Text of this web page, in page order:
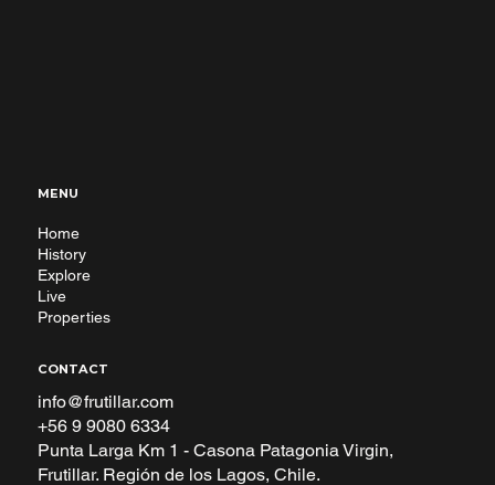
CONTACT
info@frutillar.com
+56 9 9080 6334
Punta Larga Km 1 - Casona Patagonia Virgin,
Frutillar. Región de los Lagos, Chile.
MENU
Home
History
Explore
Live
Properties